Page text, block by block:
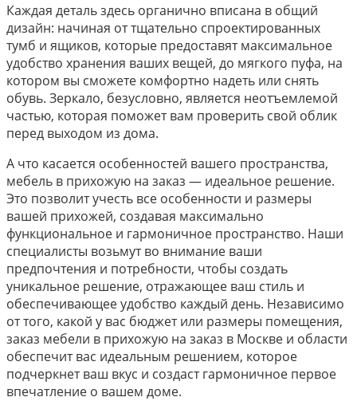
Каждая деталь здесь органично вписана в общий
дизайн: начиная от тщательно спроектированных
тумб и ящиков, которые предоставят максимальное
удобство хранения ваших вещей, до мягкого пуфа, на
котором вы сможете комфортно надеть или снять
обувь. Зеркало, безусловно, является неотъемлемой
частью, которая поможет вам проверить свой облик
перед выходом из дома.
А что касается особенностей вашего пространства,
мебель в прихожую на заказ — идеальное решение.
Это позволит учесть все особенности и размеры
вашей прихожей, создавая максимально
функциональное и гармоничное пространство. Наши
специалисты возьмут во внимание ваши
предпочтения и потребности, чтобы создать
уникальное решение, отражающее ваш стиль и
обеспечивающее удобство каждый день. Независимо
от того, какой у вас бюджет или размеры помещения,
заказ мебели в прихожую на заказ в Москве и области
обеспечит вас идеальным решением, которое
подчеркнет ваш вкус и создаст гармоничное первое
впечатление о вашем доме.